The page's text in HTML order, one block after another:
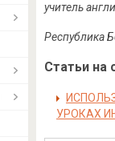
учитель
Республика
Статьи на
УРОКАХ